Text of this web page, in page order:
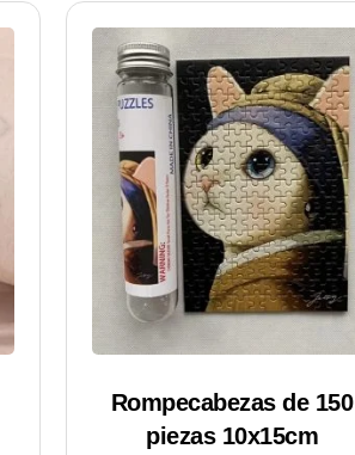
Rompecabezas de 150
piezas 10x15cm